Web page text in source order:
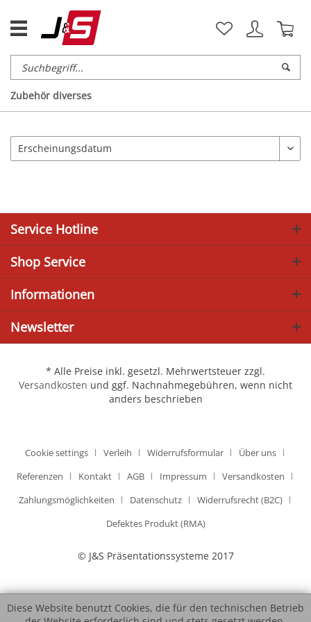
Zubehör diverses
Service Hotline
Shop Service
Informationen
Newsletter
* Alle Preise inkl. gesetzl. Mehrwertsteuer zzgl.
Versandkosten und ggf. Nachnahmegebühren, wenn nicht
anders beschrieben
Cookie settings Verleih Widerrufsformular
Über uns
Referenzen
Kontakt AGB Impressum
Versandkosten
Zahlungsmöglichkeiten
Datenschutz
Widerrufsrecht (B2C)
Defektes Produkt (RMA)
© J&S Präsentationssysteme 2017
Diese Website benutzt Cookies, die für den technischen Betrieb